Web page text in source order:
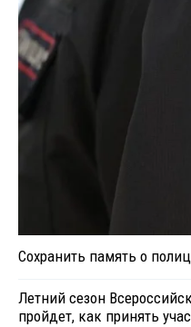
Сохранить память о
Летний сезон
пройдет, как принять